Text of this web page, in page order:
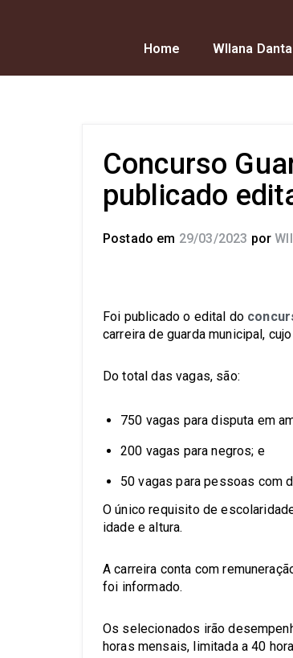
Home Wllana
Concurso
publicado
Postado em 29/03/2023 por
Foi publicado o edital do
carreira de guarda municipal,
Do total das vagas, são:
750 vagas para disputa em
200 vagas para negros; e
50 vagas para pessoas com
O único requisito de
idade e altura.
A carreira conta com
foi informado.
Os selecionados irão
horas mensais, limitada a 40